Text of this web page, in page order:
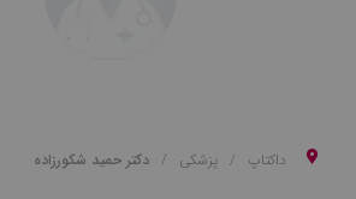
داکتاپ پزشکی دکتر حمید شکورزاده